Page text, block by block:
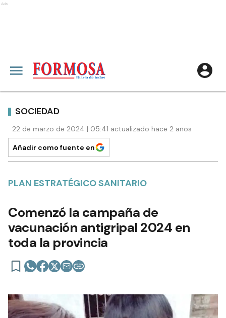
Ads
SOCIEDAD
22 de marzo de 2024 | 05:41 actualizado hace 2 años
Añadir como fuente en
PLAN ESTRATÉGICO SANITARIO
Comenzó la campaña de
vacunación antigripal 2024 en
toda la provincia